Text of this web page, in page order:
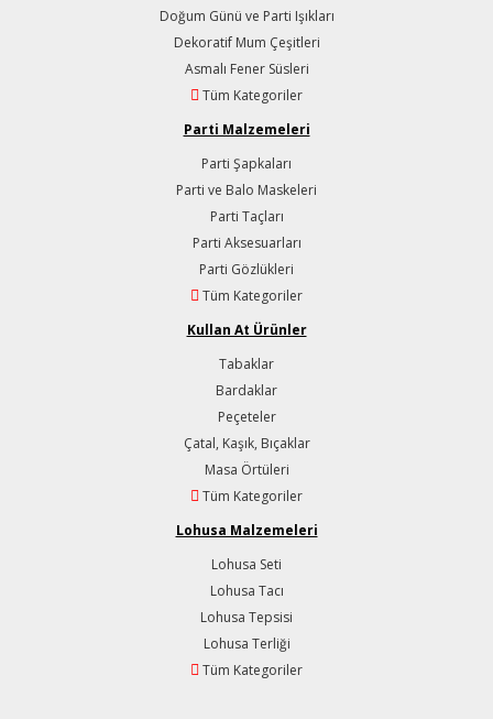
Doğum Günü ve Parti Işıkları
Dekoratif Mum Çeşitleri
Asmalı Fener Süsleri
Tüm Kategoriler
Parti Malzemeleri
Parti Şapkaları
Parti ve Balo Maskeleri
Parti Taçları
Parti Aksesuarları
Parti Gözlükleri
Tüm Kategoriler
Kullan At Ürünler
Tabaklar
Bardaklar
Peçeteler
Çatal, Kaşık, Bıçaklar
Masa Örtüleri
Tüm Kategoriler
Lohusa Malzemeleri
Lohusa Seti
Lohusa Tacı
Lohusa Tepsisi
Lohusa Terliği
Tüm Kategoriler